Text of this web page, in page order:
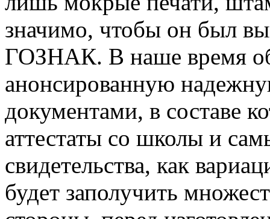
значимо, чтобы он был
ГОЗНАК. В наше время
анонсированную
документами, в составе
аттестаты со школы и
свидетельства, как
будет заполучить